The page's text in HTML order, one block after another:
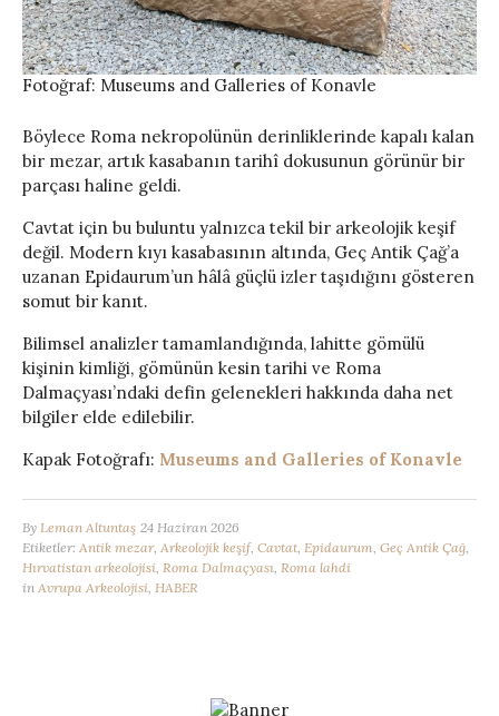
Fotoğraf: Museums and Galleries of Konavle
Böylece Roma nekropolünün derinliklerinde kapalı kalan
bir mezar, artık kasabanın tarihî dokusunun görünür bir
parçası haline geldi.
Cavtat için bu buluntu yalnızca tekil bir arkeolojik keşif
değil. Modern kıyı kasabasının altında, Geç Antik Çağ’a
uzanan Epidaurum’un hâlâ güçlü izler taşıdığını gösteren
somut bir kanıt.
Bilimsel analizler tamamlandığında, lahitte gömülü
kişinin kimliği, gömünün kesin tarihi ve Roma
Dalmaçyası’ndaki defin gelenekleri hakkında daha net
bilgiler elde edilebilir.
Kapak Fotoğrafı: Museums and Galleries of Konavle
By Leman Altuntaş 24 Haziran 2026
Etiketler: Antik mezar, Arkeolojik keşif, Cavtat, Epidaurum, Geç Antik Çağ,
Hırvatistan arkeolojisi, Roma Dalmaçyası, Roma lahdi
in Avrupa Arkeolojisi, HABER